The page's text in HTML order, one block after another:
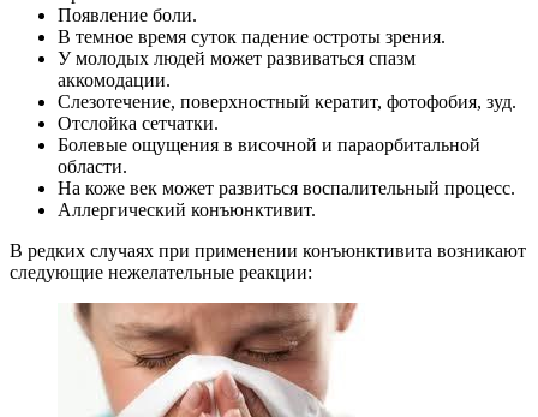
Появление боли.
В темное время суток падение остроты зрения.
У молодых людей может развиваться спазм
аккомодации.
Слезотечение, поверхностный кератит, фотофобия, зуд.
Отслойка сетчатки.
Болевые ощущения в височной и параорбитальной
области.
На коже век может развиться воспалительный процесс.
Аллергический конъюнктивит.
В редких случаях при применении конъюнктивита возникают
следующие нежелательные реакции: